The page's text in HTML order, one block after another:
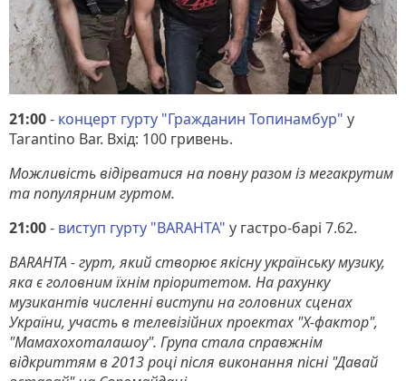
21:00- концерт гурту "Гражданин Топинамбур" у
Tarantino Bar. Вхід: 100 гривень.
Можливість відірватися на повну разом із мегакрутим
та популярним гуртом.
21:00- виступ гурту "BARAHTA" у гастро-барі 7.62.
BARAHTA - гурт, який створює якісну українську музику,
яка є головним їхнім пріоритетом. На рахунку
музикантів численні виступи на головних сценах
України, участь в телевізійних проектах "Х-фактор",
"Мамахохоталашоу". Група стала справжнім
відкриттям в 2013 році після виконання пісні "Давай